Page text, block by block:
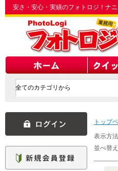
安さ・安心・実績のフォトロジ！ナ
トップ
表示方法
並べ替え